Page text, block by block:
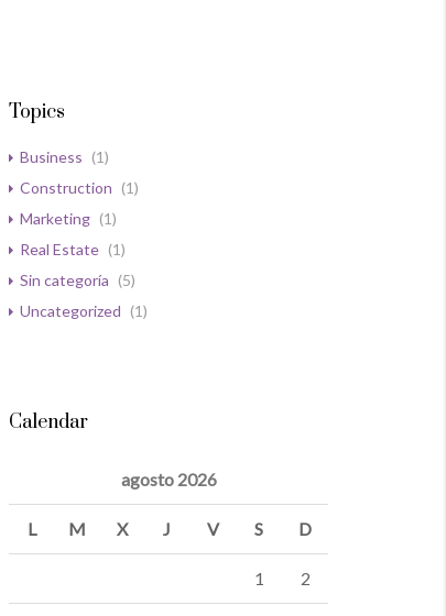
Topics
Business (1)
Construction (1)
Marketing (1)
Real Estate (1)
Sin categoría (5)
Uncategorized (1)
Calendar
agosto 2026
L M X J V S D
1 2